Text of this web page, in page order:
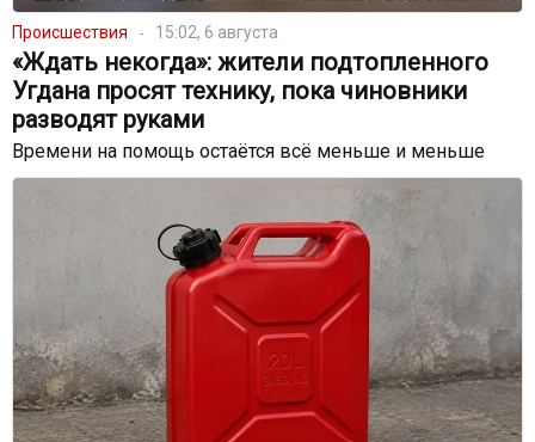
Происшествия 15:02, 6 августа
«Ждать некогда»: жители подтопленного
Угдана просят технику, пока чиновники
разводят руками
Времени на помощь остаётся всё меньше и меньше